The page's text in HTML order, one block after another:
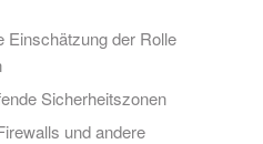
Einschätzung der Rolle
Sicherheitszonen
und andere